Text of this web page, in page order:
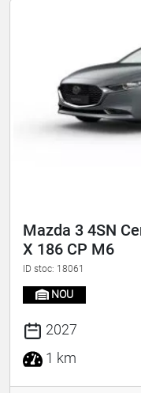
Mazda 3 4SN
X 186 CP M6
ID stoc: 18061
NOU
2027
1 km